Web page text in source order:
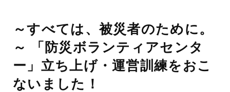
～すべては、被災者のために。
～ 「防災ボランティアセンタ
ー」立ち上げ・運営訓練をおこ
ないました！